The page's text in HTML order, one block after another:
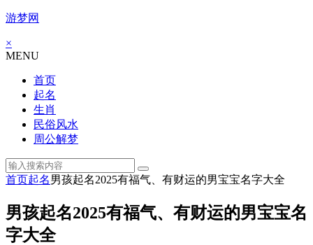
游梦网
×
MENU
首页
起名
生肖
民俗风水
周公解梦
首页起名男孩起名2025有福气、有财运的男宝宝名字大全
男孩起名2025有福气、有财运的男宝宝名
字大全